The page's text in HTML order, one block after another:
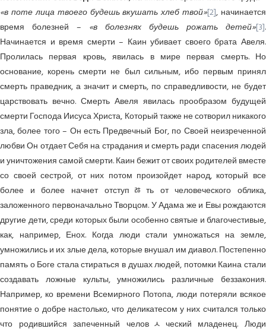
«в поте лица твоего будешь вкушать хлеб твой»[2], начинается
время болезней – «в болезнях будешь рожать детей»[3].
Начинается и время смерти – Каин убивает своего брата Авеля.
Пролилась первая кровь, явилась в мире первая смерть. Но
основание, корень смерти не был сильным, ибо первым принял
смерть праведник, а значит и смерть, по справедливости, не будет
царствовать вечно. Смерть Авеля явилась прообразом будущей
смерти Господа Иисуса Христа, Который также не сотворил никакого
зла, более того – Он есть Предвечный Бог, по Своей неизреченной
любви Он отдает Себя на страдания и смерть ради спасения людей
и уничтожения самой смерти. Каин бежит от своих родителей вместе
со своей сестрой, от них потом произойдет народ, который все
более и более начнет отступﾰть от человеческого облика,
заложенного первоначально Творцом. У Адама же и Евы рождаются
другие дети, среди которых были особенно святые и благочестивые,
как, например, Енох. Когда люди стали умножаться на земле,
умножились и их злые дела, которые внушал им диавол. Постепенно
память о Боге стала стираться в душах людей, потомки Каина стали
создавать ложные культы, умножились различные беззакония.
Например, ко времени Всемирного Потопа, люди потеряли всякое
понятие о добре настолько, что деликатесом у них считался только
что родившийся запеченный человﾵческий младенец. Люди